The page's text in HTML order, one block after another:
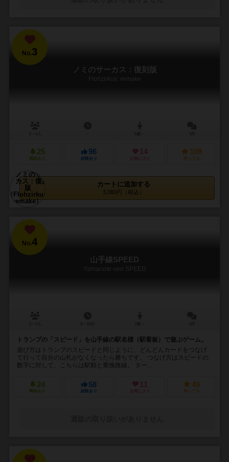
No.3
ノミのサーカス：復刻版
Flohzirkus: remake
25
興味あり
96
経験あり
14
お気に入り
109
持ってる
カートに追加する
3,080円（税込）
No.4
山手線SPEED
Yamanote-sen SPEED
トランプの「スピード」を山手線の駅名標（駅看板）で遊ぶゲーム。
遊び方はトランプのスピードと同じように、どんどんカードをつなげ
て行って自分の山札がなくなったら勝ちです。 つなげ方はスピードの
数字に対して、こちらは駅順と乗換路線。 ター...
24
興味あり
58
経験あり
11
お気に入り
49
持ってる